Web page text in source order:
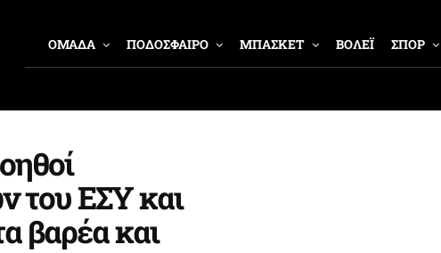
ΟΜΑΔΑ ΠΟΔΟΣΦΑΙΡΟ ΜΠΑΣΚΕΤ ΒΟΛΕΪ ΣΠΟΡ
του ΕΣΥ και
βαρέα και